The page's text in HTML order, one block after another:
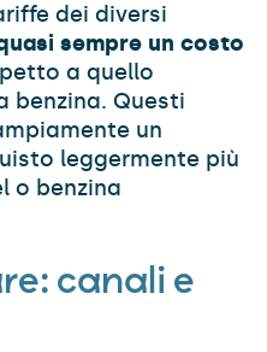
dei diversi
sempre un costo
a quello
benzina. Questi
un
leggermente più
o benzina
canali e